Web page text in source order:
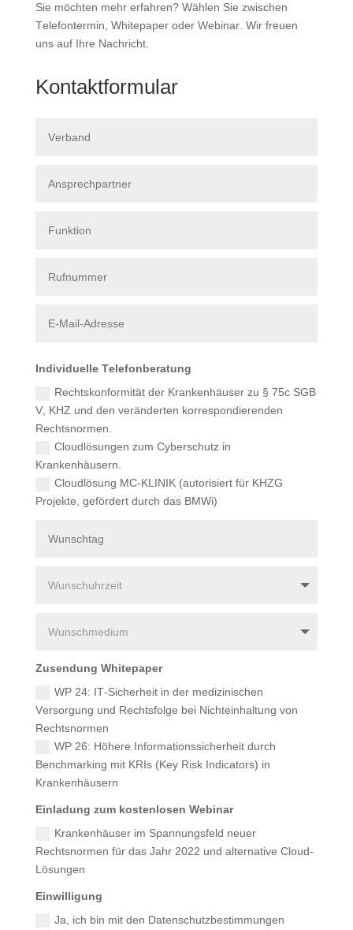
Sie möchten mehr erfahren? Wählen Sie zwischen
Telefontermin, Whitepaper oder Webinar. Wir freuen
uns auf Ihre Nachricht.
Kontaktformular
Individuelle Telefonberatung
Rechtskonformität der Krankenhäuser zu § 75c SGB
V, KHZ und den veränderten korrespondierenden
Rechtsnormen.
Cloudlösungen zum Cyberschutz in
Krankenhäusern.
Cloudlösung MC-KLINIK (autorisiert für KHZG
Projekte, gefördert durch das BMWi)
Zusendung Whitepaper
WP 24: IT-Sicherheit in der medizinischen
Versorgung und Rechtsfolge bei Nichteinhaltung von
Rechtsnormen
WP 26: Höhere Informationssicherheit durch
Benchmarking mit KRIs (Key Risk Indicators) in
Krankenhäusern
Einladung zum kostenlosen Webinar
Krankenhäuser im Spannungsfeld neuer
Rechtsnormen für das Jahr 2022 und alternative Cloud-
Lösungen
Einwilligung
Ja, ich bin mit den Datenschutzbestimmungen